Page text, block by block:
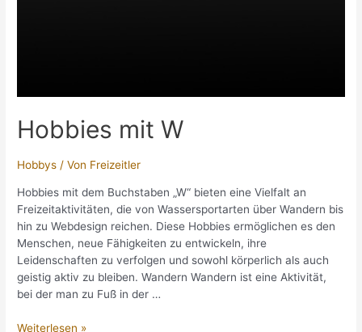
Hobbies mit W
Hobbys / Von Freizeitler
Hobbies mit dem Buchstaben „W“ bieten eine Vielfalt an
Freizeitaktivitäten, die von Wassersportarten über Wandern bis
hin zu Webdesign reichen. Diese Hobbies ermöglichen es den
Menschen, neue Fähigkeiten zu entwickeln, ihre
Leidenschaften zu verfolgen und sowohl körperlich als auch
geistig aktiv zu bleiben. Wandern Wandern ist eine Aktivität,
bei der man zu Fuß in der …
Hobbies
Weiterlesen »